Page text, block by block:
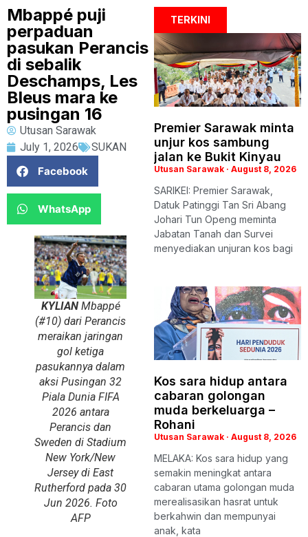
Mbappé puji
perpaduan
pasukan Perancis
di sebalik
Deschamps, Les
Bleus mara ke
pusingan 16
Utusan Sarawak
July 1, 2026
SUKAN
Facebook
WhatsApp
KYLIAN Mbappé
(#10) dari Perancis
meraikan jaringan
gol ketiga
pasukannya dalam
aksi Pusingan 32
Piala Dunia FIFA
2026 antara
Perancis dan
Sweden di Stadium
New York/New
Jersey di East
Rutherford pada 30
Jun 2026. Foto
AFP
TERKINI
Premier Sarawak minta
unjur kos sambung
jalan ke Bukit Kinyau
Utusan Sarawak August 8, 2026
SARIKEI: Premier Sarawak,
Datuk Patinggi Tan Sri Abang
Johari Tun Openg meminta
Jabatan Tanah dan Survei
menyediakan unjuran kos bagi
Kos sara hidup antara
cabaran golongan
muda berkeluarga –
Rohani
Utusan Sarawak August 8, 2026
MELAKA: Kos sara hidup yang
semakin meningkat antara
cabaran utama golongan muda
merealisasikan hasrat untuk
berkahwin dan mempunyai
anak, kata